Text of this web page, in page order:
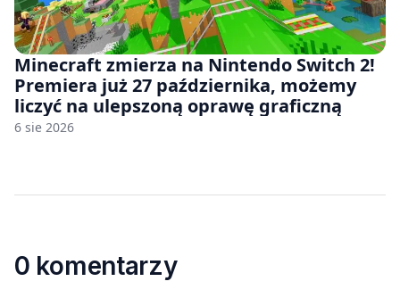
Minecraft zmierza na Nintendo Switch 2!
Premiera już 27 października, możemy
liczyć na ulepszoną oprawę graficzną
6 sie 2026
0 komentarzy